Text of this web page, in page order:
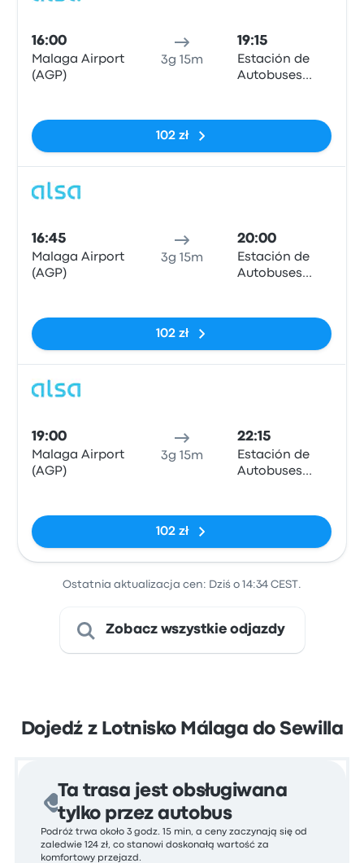
16:00
Malaga Airport
(AGP)
3g 15m
19:15
Estación de
Autobuses
102 zł
16:45
Malaga Airport
(AGP)
3g 15m
20:00
Estación de
Autobuses
102 zł
19:00
Malaga Airport
(AGP)
3g 15m
22:15
Estación de
Autobuses
102 zł
Ostatnia aktualizacja cen: Dziś o 14:34 CEST.
Zobacz wszystkie odjazdy
Dojedź z Lotnisko Málaga do Sewilla
Ta trasa jest obsługiwana
tylko przez autobus
Podróż trwa około 3 godz. 15 min, a ceny zaczynają się od
zaledwie 124 zł, co stanowi doskonałą wartość za
komfortowy przejazd.